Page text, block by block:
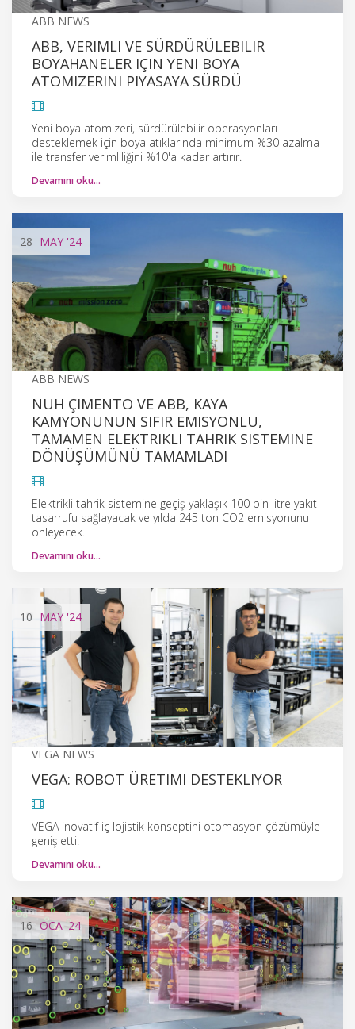
ABB NEWS
ABB, VERIMLI VE SÜRDÜRÜLEBILIR
BOYAHANELER IÇIN YENI BOYA
ATOMIZERINI PIYASAYA SÜRDÜ
Yeni boya atomizeri, sürdürülebilir operasyonları
desteklemek için boya atıklarında minimum %30 azalma
ile transfer verimliliğini %10'a kadar artırır.
Devamını oku…
28 MAY '24
ABB NEWS
NUH ÇIMENTO VE ABB, KAYA
KAMYONUNUN SIFIR EMISYONLU,
TAMAMEN ELEKTRIKLI TAHRIK SISTEMINE
DÖNÜŞÜMÜNÜ TAMAMLADI
Elektrikli tahrik sistemine geçiş yaklaşık 100 bin litre yakıt
tasarrufu sağlayacak ve yılda 245 ton CO2 emisyonunu
önleyecek.
Devamını oku…
10 MAY '24
VEGA NEWS
VEGA: ROBOT ÜRETIMI DESTEKLIYOR
VEGA inovatif iç lojistik konseptini otomasyon çözümüyle
genişletti.
Devamını oku…
16 OCA'24